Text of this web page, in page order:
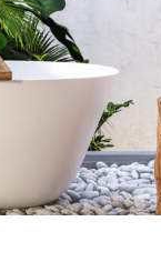
in luxe